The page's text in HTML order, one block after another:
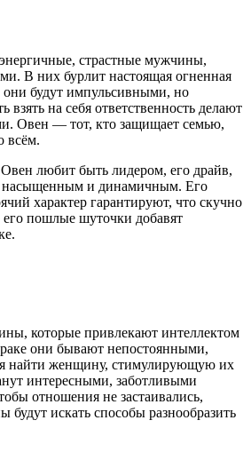
страстные мужчины,
В них бурлит настоящая огненная
они будут импульсивными, но
взять на себя ответственность делают
Овен — тот, кто защищает семью,
всём.
любит быть лидером, его драйв,
насыщенным и динамичным. Его
характер гарантируют, что скучно
его пошлые шуточки добавят
которые привлекают интеллектом
они бывают непостоянными,
найти женщину, стимулирующую их
интересными, заботливыми
отношения не застаивались,
будут искать способы разнообразить